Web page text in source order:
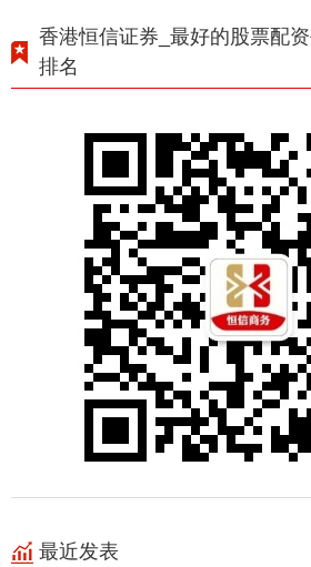
香港恒信证券_最好的股票配
排名
最近发表